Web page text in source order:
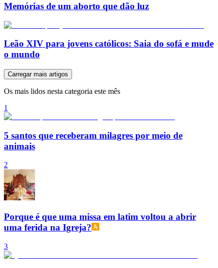
Memórias de um aborto que dão luz
Leão XIV para jovens católicos: Saia do sofá e mude
o mundo
Carregar mais artigos
Os mais lidos nesta categoria este mês
1
5 santos que receberam milagres por meio de
animais
2
Porque é que uma missa em latim voltou a abrir
uma ferida na Igreja?
3